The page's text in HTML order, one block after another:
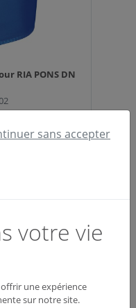
RIA PONS DN
RIA POK DN 33
sans accepter
votre vie
une expérience
sur notre site.